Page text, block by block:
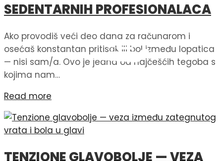
SEDENTARNIH PROFESIONALACA
Ako provodiš veći deo dana za računarom i
osećaš konstantan pritisak ili bol između lopatica
— nisi sam/a. Ovo je jedna od najčešćih tegoba s
kojima nam…
Read more
TENZIONE GLAVOBOLJE — VEZA